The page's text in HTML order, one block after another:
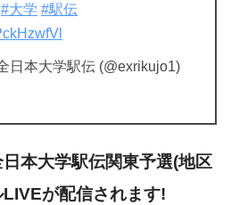
#大学 #駅伝
日本大学駅伝 (@exrikujo1)
本大学駅伝関東予選(地区
が配信されます!